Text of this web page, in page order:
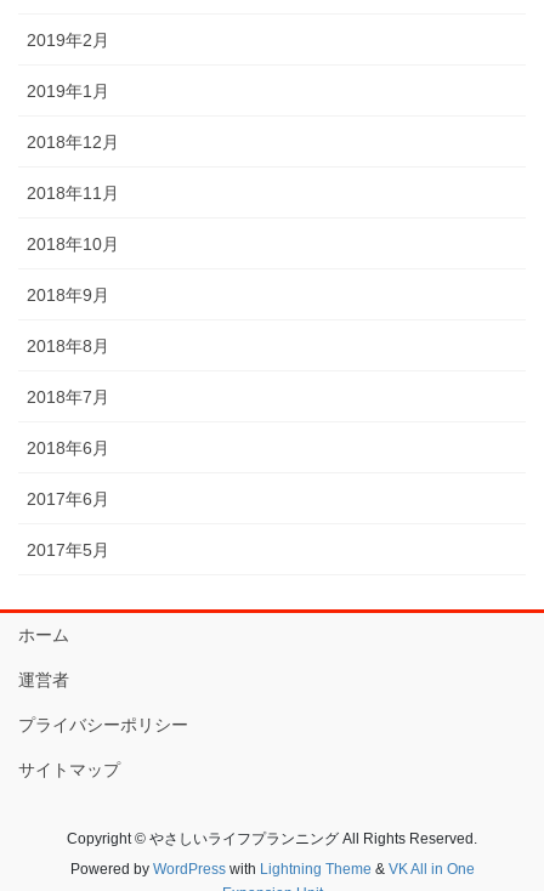
2019年2月
2019年1月
2018年12月
2018年11月
2018年10月
2018年9月
2018年8月
2018年7月
2018年6月
2017年6月
2017年5月
ホーム
運営者
プライバシーポリシー
サイトマップ
Copyright © やさしいライフプランニング All Rights Reserved.
Powered by WordPresswith Lightning Theme & VK All in One